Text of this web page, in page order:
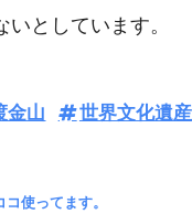
としています。
金山 世界文化遺産
使ってます。